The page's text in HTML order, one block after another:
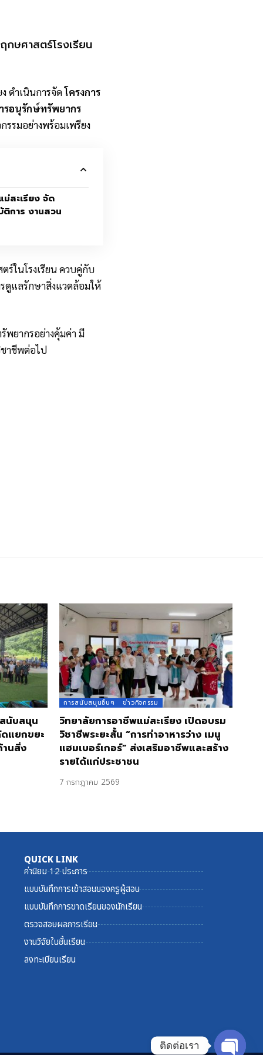
กษศาสตร์โรงเรียน
ดำเนินการจัดโครงการ
รอนุรักษ์ทรัพยากร
รรมอย่างพร้อมเพรียง
สะเรียง จัด
ติการ งานสวน
ร์ในโรงเรียน ควบคู่กับ
ดูแลรักษาสิ่งแวดล้อมให้
พยากรอย่างคุ้มค่า มี
าชีพต่อไป
นับสนุน
แยกขยะ
านสิ่ง
การสนับสนุนอื่นๆ ข่าวกิจกรรม
วิทยาลัยการอาชีพแม่สะเรียง เปิดอบรม
วิชาชีพระยะสั้น “การทำอาหารว่าง เมนู
แฮมเบอร์เกอร์” ส่งเสริมอาชีพและสร้าง
รายได้แก่ประชาชน
7 กรกฎาคม 2569
QUICK LINK
ค่านิยม 12 ประการ
แบบบันทึกการเข้าสอนของครูผู้สอน
แบบบันทึกการขาดเรียนของนักเรียน
ตรวจสอบผลการเรียน
งานวิจัยในชั้นเรียน
ลงทะเบียนเรียน
ติดต่อเรา